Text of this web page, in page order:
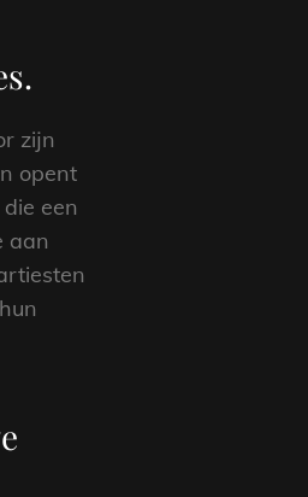
zijn
opent
een
aan